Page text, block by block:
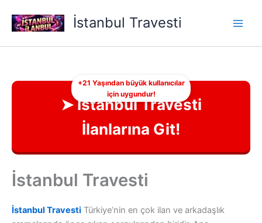
atla
İstanbul Travesti
+21 Yaşından büyük kullanıcılar
için uygundur!
➤ İstanbul Travesti
İlanlarına Git!
İstanbul Travesti
İstanbul Travesti Türkiye’nin en çok ilan ve arkadaşlık